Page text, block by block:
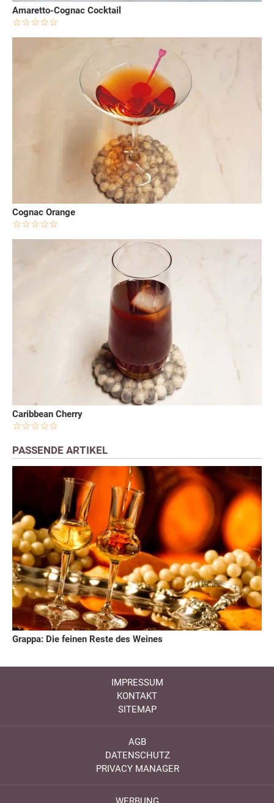
Amaretto-Cognac Cocktail
Cognac Orange
Caribbean Cherry
PASSENDE ARTIKEL
Grappa: Die feinen Reste des Weines
IMPRESSUM
KONTAKT
SITEMAP
AGB
DATENSCHUTZ
PRIVACY MANAGER